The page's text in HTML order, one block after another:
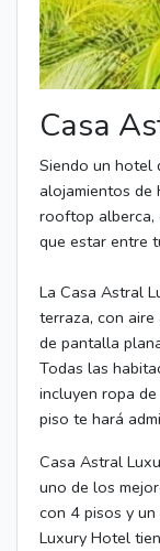
Casa
Siendo un hotel
alojamientos de
rooftop alberca,
que estar entre
La Casa Astral
terraza, con
de pantalla
Todas las
incluyen ropa
piso te hará
Casa Astral
uno de los
con 4 pisos y
Luxury Hotel